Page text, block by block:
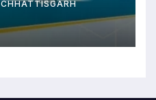
CHHATTISGARH